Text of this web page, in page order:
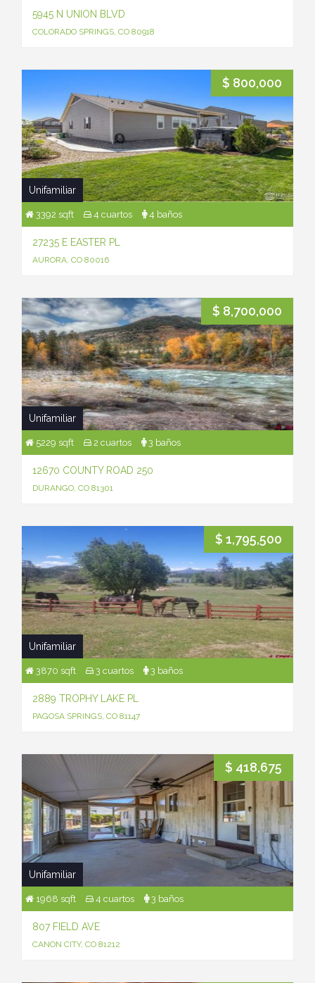
5945 N UNION BLVD
COLORADO SPRINGS, CO 80918
$ 800,000
Unifamiliar
3392 sqft 4 cuartos 4 baños
27235 E EASTER PL
AURORA, CO 80016
$ 8,700,000
Unifamiliar
5229 sqft 2 cuartos 3 baños
12670 COUNTY ROAD 250
DURANGO, CO 81301
$ 1,795,500
Unifamiliar
3870 sqft 3 cuartos 3 baños
2889 TROPHY LAKE PL
PAGOSA SPRINGS, CO 81147
$ 418,675
Unifamiliar
1968 sqft 4 cuartos 3 baños
807 FIELD AVE
CANON CITY, CO 81212